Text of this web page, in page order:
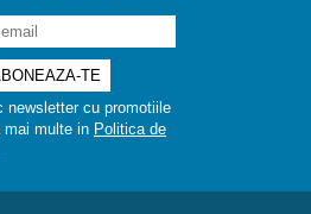
newsletter cu promotiile
mai multe in Politica de